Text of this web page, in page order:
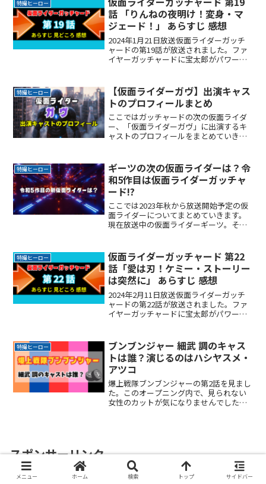
ダーガッチReadMore...
特撮ヒーロー
話 「りんねの夜明け！変身・マ
ジェード！」 あらすじ 感想
2024年1月21日放送仮面ライダーガッチ
ャードの第19話が放送されました。ファ
イヤーガッチャードに宝太郎がパワーア
聴した感想をSNSの声を中心にまとめて
いきます。どReadMore...
特撮ヒーロー
【仮面ライダーガヴ】出演キャス
トのプロフィールまとめ
ここではガッチャードの次の仮面ライダ
ー、「仮面ライダーガヴ」に出演するキ
ャストのプロフィールをまとめていきま
んな俳優が演じるのでしょうか。2号ライ
ダーの登場も気になるとReadMore...
特撮ヒーロー
ギーツの次の仮面ライダーは？令
和5作目は仮面ライダーガッチャ
ード!?
ここでは2023年秋から放送開始予定の仮
面ライダーについてまとめていきます。
現在放送中の仮面ライダーギーツ。その
ーが何になるか気になるところ。果たし
てどんな名前の仮面ラReadMore...
特撮ヒーロー
仮面ライダーガッチャード 第22
話「愛は刃！ケミー・ストーリー
は突然に」 あらすじ 感想
2024年2月11日放送仮面ライダーガッチ
ャードの第22話が放送されました。ファ
イヤーガッチャードに宝太郎がパワーア
聴した感想をSNSの声を中心にまとめて
いきます。どReadMore...
特撮ヒーロー
ブンブンジャー 細武 調のキャス
トは誰？演じるのはハシヤスメ・
アツコ
爆上戦隊ブンブンジャーの第2話を見まし
た。このオープニング内で、見られない
女性のカットが気になりませんでした
スポンサーリンク
メニュー ホーム 検索 トップ サイドバー